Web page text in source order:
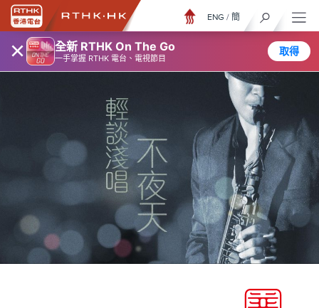
× 全新 RTHK On The Go
一手掌握 RTHK 電台、電視節目
取得
ENG / 簡